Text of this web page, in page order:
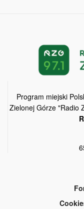
Program miejski
Zielonej Górze "Radio